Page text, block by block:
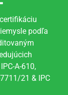
podľa
A-610,
21 & IPC